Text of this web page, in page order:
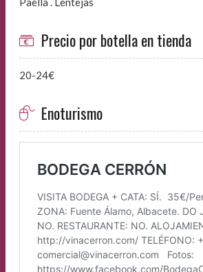
Precio por botella en tienda
20-24€
Enoturismo